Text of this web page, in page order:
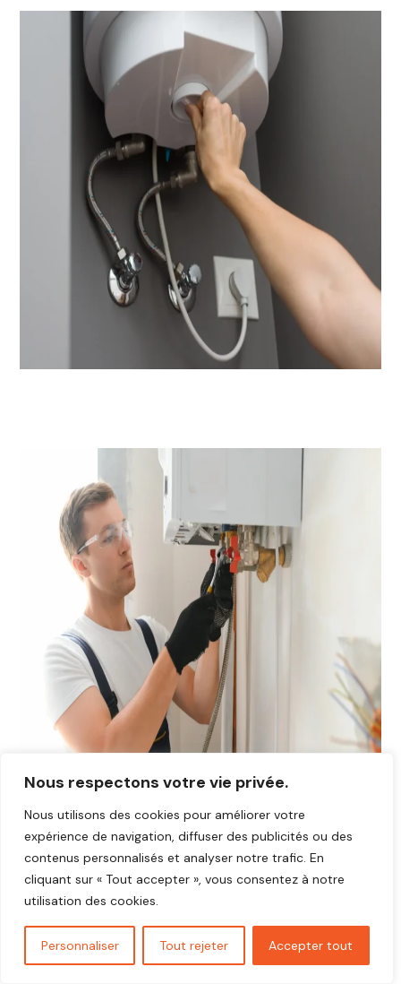
Nous respectons votre vie privée.
Nous utilisons des cookies pour améliorer votre
expérience de navigation, diffuser des publicités ou des
contenus personnalisés et analyser notre trafic. En
cliquant sur « Tout accepter », vous consentez à notre
utilisation des cookies.
Personnaliser Tout rejeter Accepter tout
Avis plombier Andé 27430
Vous cherchez un plombier fiable et réactif dansAndé
27430?
Découvrez les avis de nos clients satisfaits qui ont
Nos artisans plombiers interviennent pour toutes vos
urgences,